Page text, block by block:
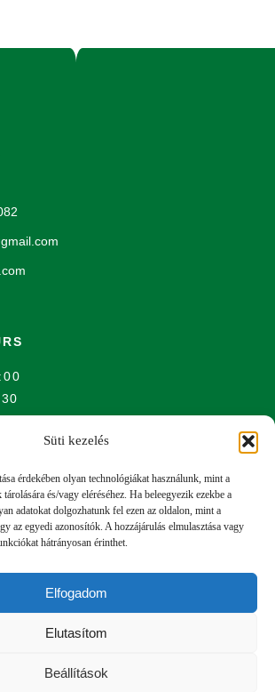
Süti kezelés
érdekében olyan technológiákat használunk, mint a
és/vagy eléréséhez. Ha beleegyezik ezekbe a
adatokat dolgozhatunk fel ezen az oldalon, mint a
az egyedi azonosítók. A hozzájárulás elmulasztása vagy
hátrányosan érinthet.
Elfogadom
Elutasítom
Beállítások
Bem rakpart 12.
Privacy policy